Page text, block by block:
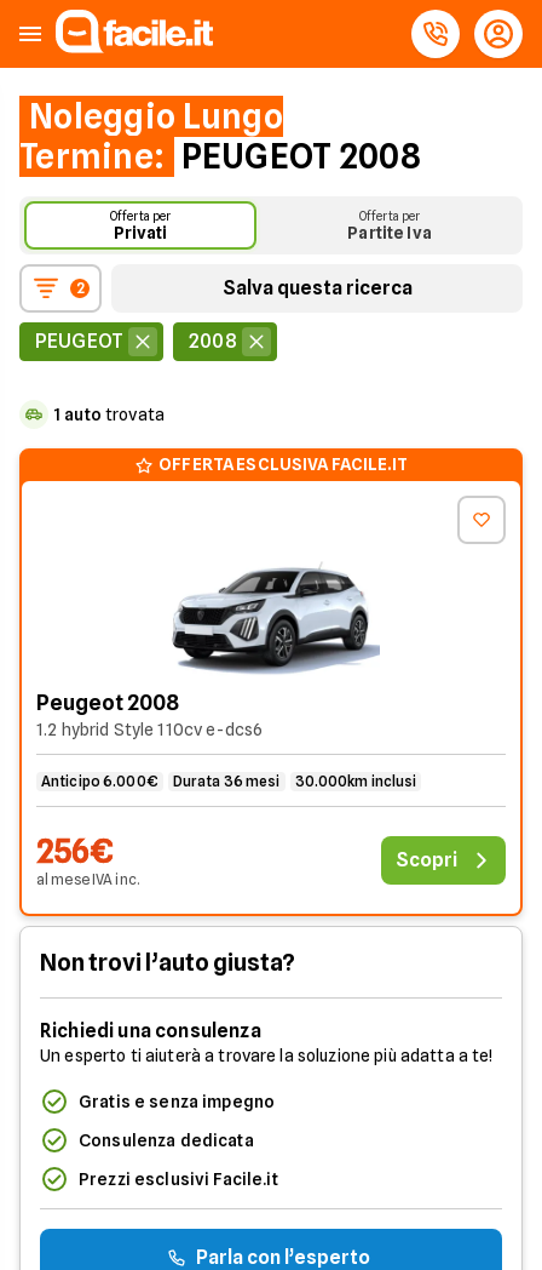
Noleggio Lungo
Termine: PEUGEOT 2008
Offerta per
Privati
Offerta per
Partite Iva
2 Salva questa ricerca
PEUGEOT 2008
1 auto trovata
OFFERTA ESCLUSIVA FACILE.IT
Peugeot 2008
1.2 hybrid Style 110cv e-dcs6
Anticipo 6.000€ Durata 36 mesi 30.000km inclusi
256€
al meseIVAinc.
Scopri
Non trovi l’auto giusta?
Richiedi una consulenza
Un esperto ti aiuterà a trovare la soluzione più adatta a te!
Gratis e senza impegno
Consulenza dedicata
Prezzi esclusivi Facile.it
Parla con l’esperto